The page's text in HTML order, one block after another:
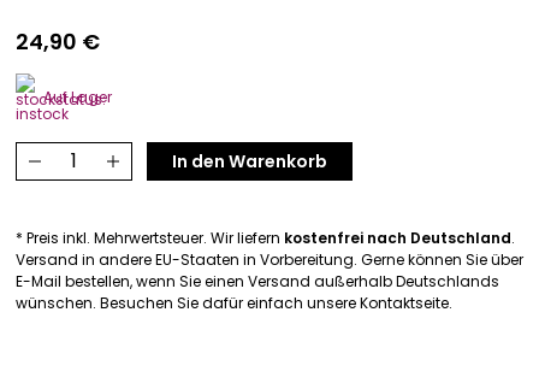
24,90 €
Auf Lager
Klompelompes
Kindermaschen
In den Warenkorb
* Preis inkl. Mehrwertsteuer. Wir liefern kostenfrei nach Deutschland.
Versand in andere EU-Staaten in Vorbereitung. Gerne können Sie über
E-Mail bestellen, wenn Sie einen Versand außerhalb Deutschlands
wünschen. Besuchen Sie dafür einfach unsere Kontaktseite.